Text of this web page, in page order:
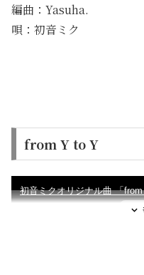
編曲：Yasuha.
唄：初音ミク
from Y to Y